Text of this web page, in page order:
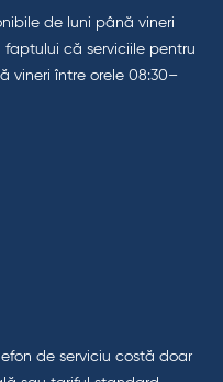
de luni până vineri
că serviciile pentru
vineri între orele 08:30–
de serviciu costă doar